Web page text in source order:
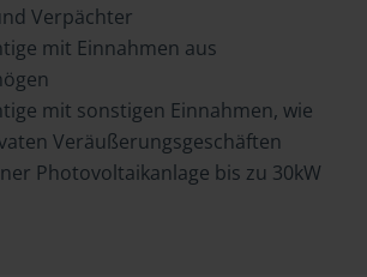
Verpächter
mit Einnahmen aus
mit sonstigen Einnahmen, wie
Veräußerungsgeschäften
Photovoltaikanlage bis zu 30kW